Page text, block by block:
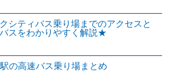
シティバス乗り場までのアクセスと
スをわかりやすく解説★
の高速バス乗り場まとめ